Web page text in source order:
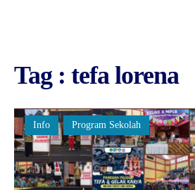
Tag : tefa lorena
Info Program Sekolah